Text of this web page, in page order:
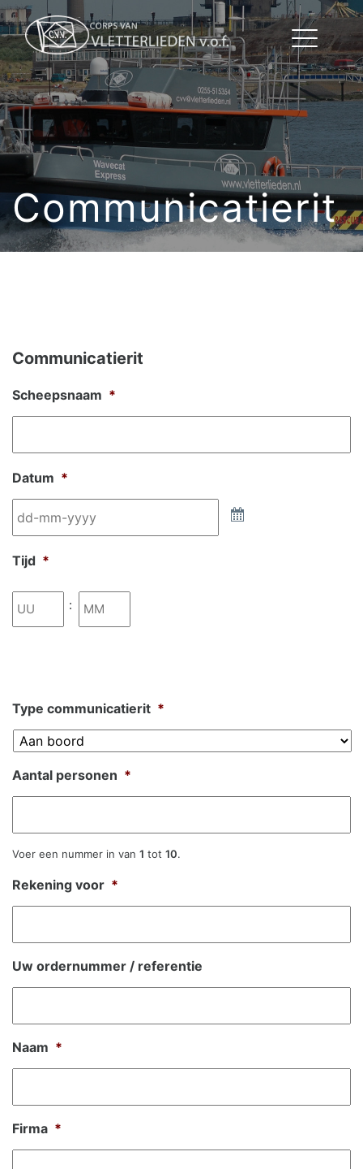
Communicatierit
Communicatierit
Scheepsnaam *
Datum *
Tijd *
:
Type communicatierit *
Aantal personen *
Voer een nummer in van 1 tot 10.
Rekening voor *
Uw ordernummer / referentie
Naam *
Firma *